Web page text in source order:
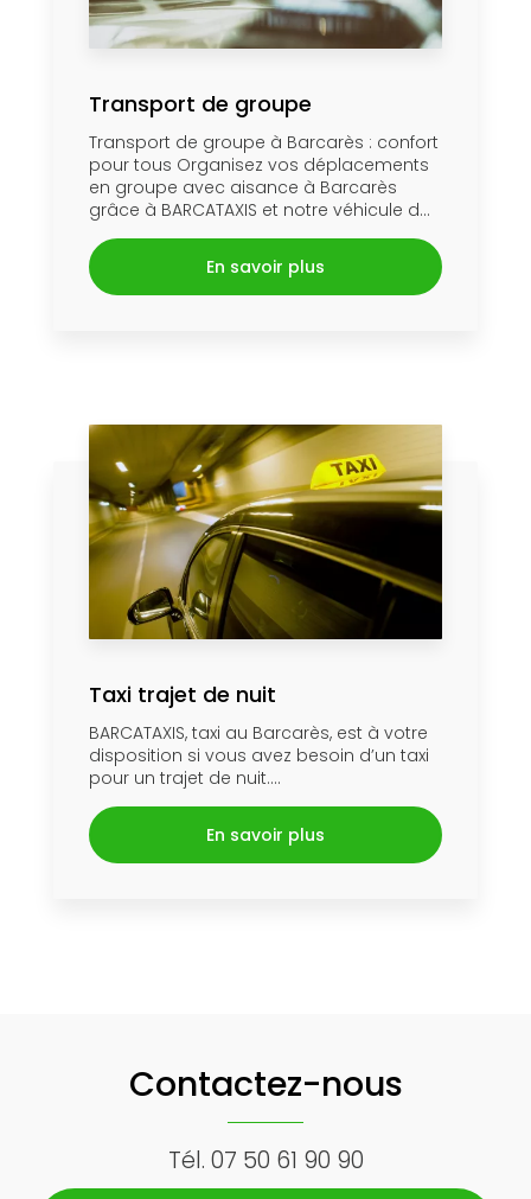
Transport de groupe
Transport de groupe à Barcarès : confort
pour tous Organisez vos déplacements
en groupe avec aisance à Barcarès
grâce à BARCATAXIS et notre véhicule d...
En savoir plus
Taxi trajet de nuit
BARCATAXIS, taxi au Barcarès, est à votre
disposition si vous avez besoin d’un taxi
pour un trajet de nuit....
En savoir plus
Contactez-nous
Tél. 07 50 61 90 90